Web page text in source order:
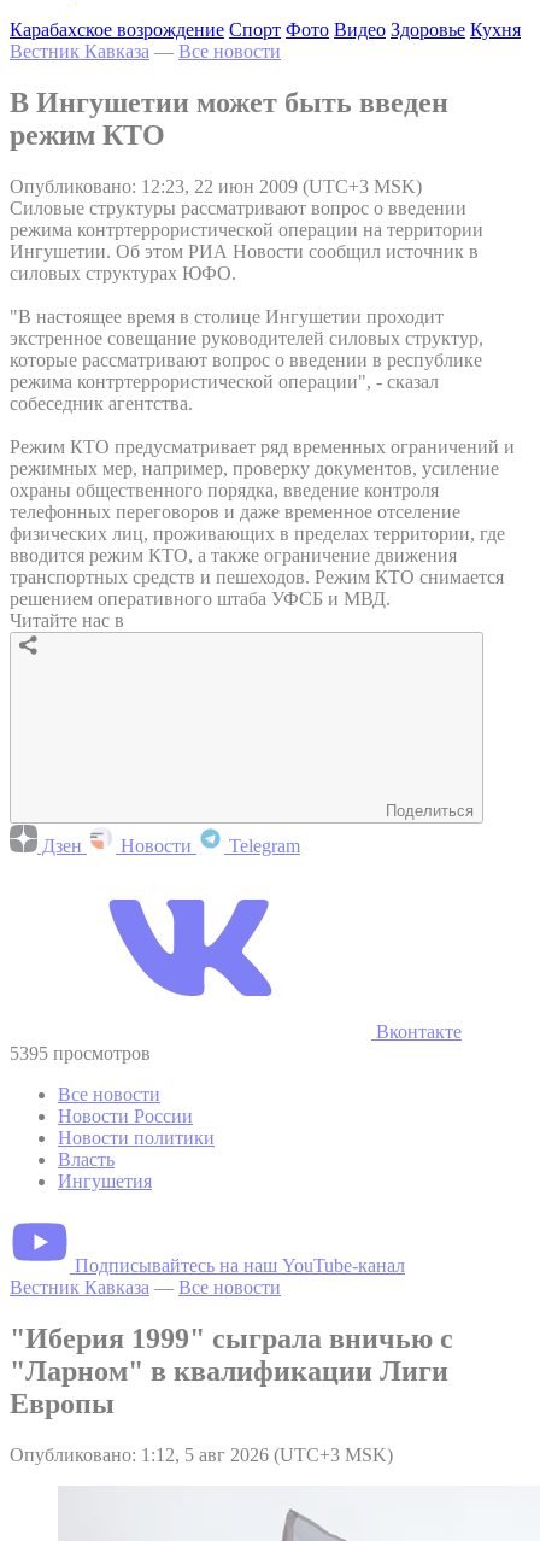
Карабахское возрождение Спорт Фото Видео Здоровье Кухня
Вестник Кавказа — Все новости
В Ингушетии может быть введен
режим КТО
Опубликовано: 12:23, 22 июн 2009 (UTC+3 MSK)
Силовые структуры рассматривают вопрос о введении
режима контртеррористической операции на территории
Ингушетии. Об этом РИА Новости сообщил источник в
силовых структурах ЮФО.
"В настоящее время в столице Ингушетии проходит
экстренное совещание руководителей силовых структур,
которые рассматривают вопрос о введении в республике
режима контртеррористической операции", - сказал
собеседник агентства.
Режим КТО предусматривает ряд временных ограничений и
режимных мер, например, проверку документов, усиление
охраны общественного порядка, введение контроля
телефонных переговоров и даже временное отселение
физических лиц, проживающих в пределах территории, где
вводится режим КТО, а также ограничение движения
транспортных средств и пешеходов. Режим КТО снимается
решением оперативного штаба УФСБ и МВД.
Читайте нас в
Поделиться
Дзен Новости Telegram
Вконтакте
5395 просмотров
Все новости
Новости России
Новости политики
Власть
Ингушетия
Подписывайтесь на наш YouTube-канал
Вестник Кавказа — Все новости
"Иберия 1999" сыграла вничью с
"Ларном" в квалификации Лиги
Европы
Опубликовано: 1:12, 5 авг 2026 (UTC+3 MSK)